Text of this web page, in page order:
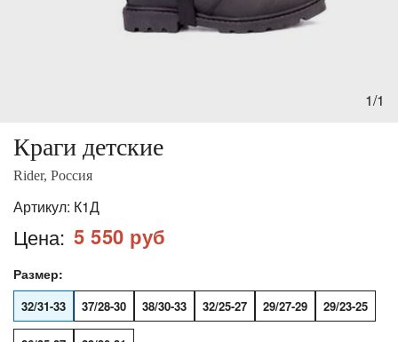
1/1
Краги детские
Rider, Россия
Артикул: К1Д
Цена: 5 550 руб
Размер:
32/31-33 37/28-30 38/30-33 32/25-27 29/27-29 29/23-25